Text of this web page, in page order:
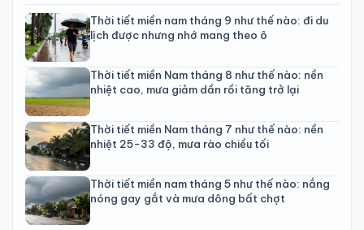
Thời tiết miền nam tháng 9 như thế nào: đi du
lịch được nhưng nhớ mang theo ô
Thời tiết miền Nam tháng 8 như thế nào: nền
nhiệt cao, mưa giảm dần rồi tăng trở lại
Thời tiết miền Nam tháng 7 như thế nào: nền
nhiệt 25-33 độ, mưa rào chiều tối
Thời tiết miền nam tháng 5 như thế nào: nắng
nóng gay gắt và mưa dông bất chợt